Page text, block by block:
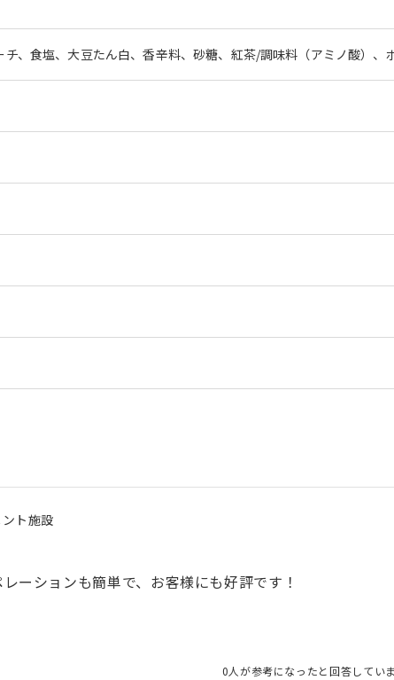
、食塩、大豆たん白、香辛料、砂糖、紅茶/調味料（アミノ酸）、
ト施設
ーションも簡単で、お客様にも好評です！
0人が参考になったと回答してい